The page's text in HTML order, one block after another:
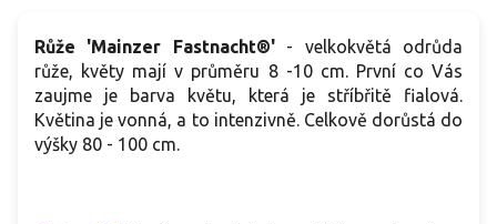
Růže 'Mainzer Fastnacht®'- velkokvětá odrůda
růže, květy mají v průměru 8 -10 cm. První co Vás
zaujme je barva květu, která je stříbřitě fialová.
Květina je vonná, a to intenzivně. Celkově dorůstá do
výšky 80 - 100 cm.